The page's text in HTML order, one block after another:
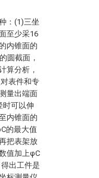
：(1)三坐
至少采16
内锥面的
圆截面，
算分析，
表件和专
量出端面
时可以伸
内锥面的
的最大值
把表架放
值加上φC
出工件是